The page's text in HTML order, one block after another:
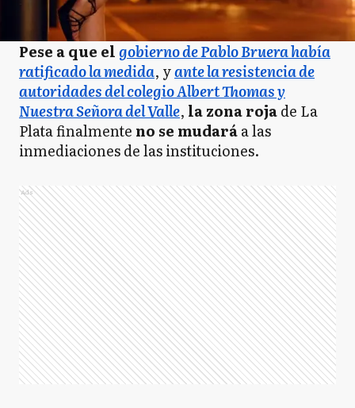
Pese a que elgobierno de Pablo Bruera había
ratificado la medida, yante la resistencia de
autoridades del colegio Albert Thomas y
Nuestra Señora del Valle, la zona rojade La
Plata finalmente no se mudaráa las
inmediaciones de las instituciones.
Ads